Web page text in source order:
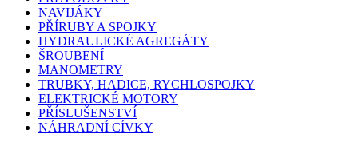
NAVIJÁKY
PŘÍRUBY A SPOJKY
HYDRAULICKÉ AGREGÁTY
ŠROUBENÍ
MANOMETRY
TRUBKY, HADICE, RYCHLOSPOJKY
ELEKTRICKÉ MOTORY
PŘÍSLUŠENSTVÍ
NÁHRADNÍ CÍVKY